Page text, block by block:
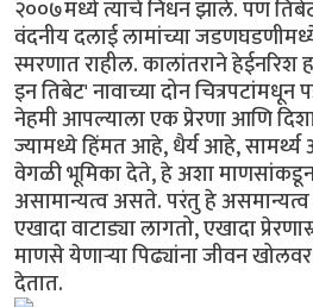
२००७मध्ये त्याचे निधन झाले. पण
वंदनीय दलाई लामांच्या
स्मरणात राहील. कालांतराने हेईनरिश
इन तिबेट' नावाच्या दोन
नेहमी आपल्याला एक प्रेरणा आणि
ज्यामध्ये हिंमत आहे, धैर्य आहे,
वेगळी भूमिका देते, हे अशा
असामान्यत्व असते. परंतु हे
एखादा वाटाड्या लागतो, एखादा
माणसे येणार्‍या पिढ्यांना जीवन
देतात.